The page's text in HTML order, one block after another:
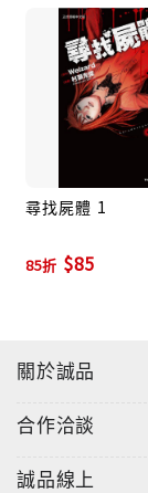
尋找屍體 1
85折 $85
關於誠品
合作洽談
誠品線上